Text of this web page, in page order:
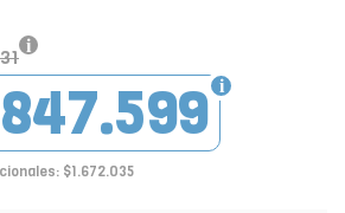
$1.672.035